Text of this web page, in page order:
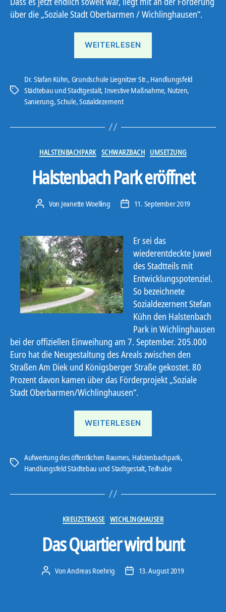
über die „Soziale Stadt Oberbarmen / Wichlinghausen“.
WEITERLESEN
Liegnitzer
Straße“
Schlagwörter
Dr. Stafan Kühn, Grundschule Liegnitzer Str., Handlungsfeld
Städtebau und Stadtgestalt, Investive Maßnahme, Nutzen,
Sanierung,Schule,Sozialdezernent
Kategorien
HALSTENBACHPARK SCHWARZBACH UMSETZUNG
Halstenbach Park eröffnet
Beitragsautor
Von Jeanette Woelling Veröffentlichungsdatum
11. September 2019
Er sei das
wiederentdeckte Juwel
des Stadtteils mit
Entwicklungspotenziel.
So bezeichnete
Sozialdezernent Stefan
Kühn den Halstenbach
Park in Wichlinghausen
bei der offiziellen Einweihung am 7. September. 205.000
Euro hat die Neugestaltung des Areals zwischen den
Straßen Am Diek und Königsberger Straße gekostet. 80
Prozent davon kamen über das Förderprojekt „Soziale
Stadt Oberbarmen/Wichlinghausen“.
WEITERLESEN
Schlagwörter
Aufwertung des öffentlichen Raumes, Halstenbachpark,
Handlungsfeld Städtebau und Stadtgestalt,Teilhabe
Kategorien
KREUZSTRASSE WICHLINGHAUSER
Das Quartier wird bunt
Beitragsautor
VonAndreas Roehrig Veröffentlichungsdatum
13. August 2019